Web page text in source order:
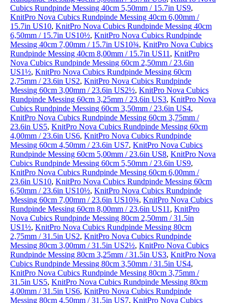
Cubics Rundpinde Messing 40cm 5,50mm / 15.7in US9,
KnitPro Nova Cubics Rundpinde Messing 40cm 6,00mm /
15.7in US10, KnitPro Nova Cubics Rundpinde Messing 40cm
6,50mm / 15.7in US10½, KnitPro Nova Cubics Rundpinde
Messing 40cm 7,00mm / 15.7in US10¾, KnitPro Nova Cubics
Rundpinde Messing 40cm 8,00mm / 15.7in US11 , KnitPro
Nova Cubics Rundpinde Messing 60cm 2,50mm / 23.6in
US1½, KnitPro Nova Cubics Rundpinde Messing 60cm
2,75mm / 23.6in US2, KnitPro Nova Cubics Rundpinde
Messing 60cm 3,00mm / 23.6in US2½, KnitPro Nova Cubics
Rundpinde Messing 60cm 3,25mm / 23.6in US3, KnitPro Nova
Cubics Rundpinde Messing 60cm 3,50mm / 23.6in US4,
KnitPro Nova Cubics Rundpinde Messing 60cm 3,75mm /
23.6in US5, KnitPro Nova Cubics Rundpinde Messing 60cm
4,00mm / 23.6in US6, KnitPro Nova Cubics Rundpinde
Messing 60cm 4,50mm / 23.6in US7, KnitPro Nova Cubics
Rundpinde Messing 60cm 5,00mm / 23.6in US8, KnitPro Nova
Cubics Rundpinde Messing 60cm 5,50mm / 23.6in US9,
KnitPro Nova Cubics Rundpinde Messing 60cm 6,00mm /
23.6in US10, KnitPro Nova Cubics Rundpinde Messing 60cm
6,50mm / 23.6in US10½, KnitPro Nova Cubics Rundpinde
Messing 60cm 7,00mm / 23.6in US10¾, KnitPro Nova Cubics
Rundpinde Messing 60cm 8,00mm / 23.6in US11 , KnitPro
Nova Cubics Rundpinde Messing 80cm 2,50mm / 31.5in
US1½, KnitPro Nova Cubics Rundpinde Messing 80cm
2,75mm / 31.5in US2, KnitPro Nova Cubics Rundpinde
Messing 80cm 3,00mm / 31.5in US2½, KnitPro Nova Cubics
Rundpinde Messing 80cm 3,25mm / 31.5in US3, KnitPro Nova
Cubics Rundpinde Messing 80cm 3,50mm / 31.5in US4,
KnitPro Nova Cubics Rundpinde Messing 80cm 3,75mm /
31.5in US5, KnitPro Nova Cubics Rundpinde Messing 80cm
4,00mm / 31.5in US6, KnitPro Nova Cubics Rundpinde
Messing 80cm 4,50mm / 31.5in US7, KnitPro Nova Cubics